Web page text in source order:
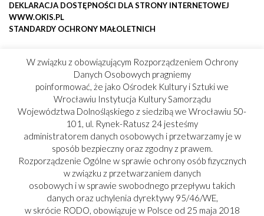
DEKLARACJA DOSTĘPNOŚCI DLA STRONY INTERNETOWEJ
WWW.OKIS.PL
STANDARDY OCHRONY MAŁOLETNICH
W związku z obowiązującym Rozporządzeniem Ochrony
Danych Osobowych pragniemy
poinformować, że jako Ośrodek Kultury i Sztuki we
Wrocławiu Instytucja Kultury Samorządu
Województwa Dolnośląskiego z siedzibą we Wrocławiu 50-
101, ul. Rynek-Ratusz 24 jesteśmy
administratorem danych osobowych i przetwarzamy je w
sposób bezpieczny oraz zgodny z prawem.
Rozporządzenie Ogólne w sprawie ochrony osób fizycznych
w związku z przetwarzaniem danych
osobowych i w sprawie swobodnego przepływu takich
danych oraz uchylenia dyrektywy 95/46/WE,
w skrócie RODO, obowiązuje w Polsce od 25 maja 2018